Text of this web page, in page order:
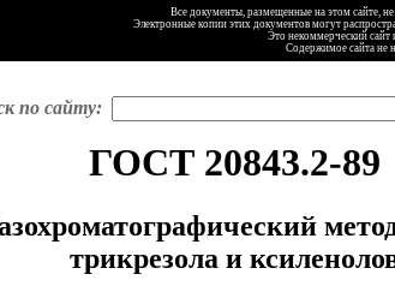
Все документы, размещенные на этом сайте,
Электронные копии этих документов могут
Это некоммерческий сайт
Содержимое сайта не
по сайту:
ГОСТ 20843.2-89
трикрезола и